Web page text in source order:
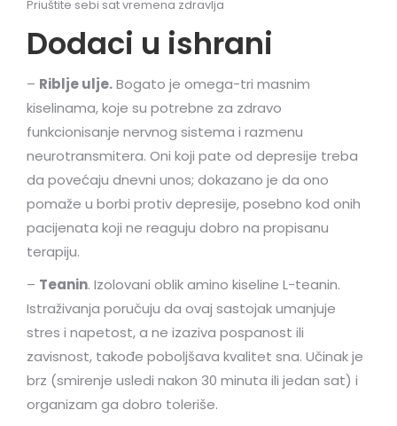
Priuštite sebi sat vremena zdravlja
Dodaci u ishrani
– Riblje ulje.Bogato je omega-tri masnim
kiselinama, koje su potrebne za zdravo
funkcionisanje nervnog sistema i razmenu
neurotransmitera. Oni koji pate od depresije treba
da povećaju dnevni unos; dokazano je da ono
pomaže u borbi protiv depresije, posebno kod onih
pacijenata koji ne reaguju dobro na propisanu
terapiju.
– Teanin. Izolovani oblik amino kiseline L-teanin.
Istraživanja poručuju da ovaj sastojak umanjuje
stres i napetost, a ne izaziva pospanost ili
zavisnost, takođe poboljšava kvalitet sna. Učinak je
brz (smirenje usledi nakon 30 minuta ili jedan sat) i
organizam ga dobro toleriše.